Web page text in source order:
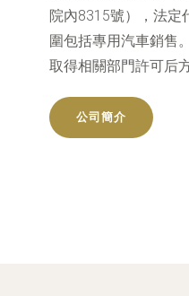
院內8315號），法定
圍包括專用汽車銷售
取得相關部門許可后
公司簡介